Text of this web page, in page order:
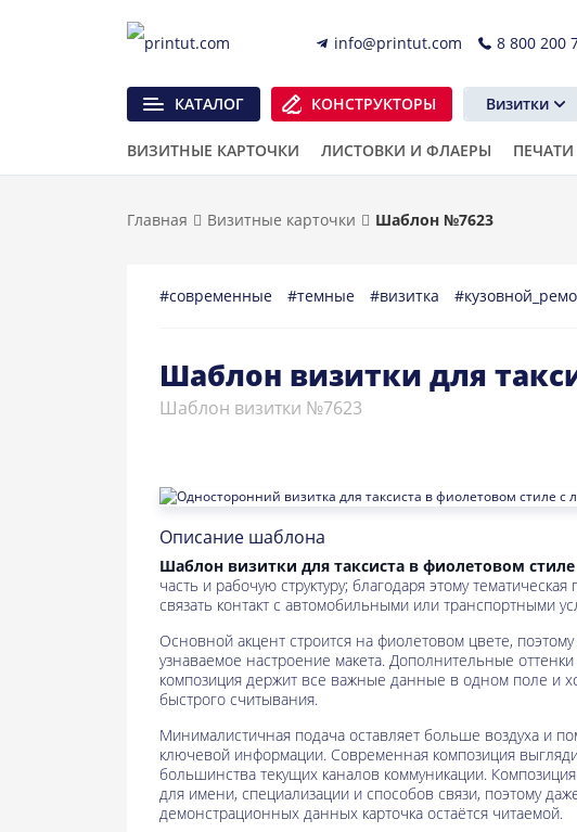
info@printut.com 8 800 200
КАТАЛОГ КОНСТРУКТОРЫ Визитки
ВИЗИТНЫЕ КАРТОЧКИ ЛИСТОВКИ И ФЛАЕРЫ
Главная Визитные карточки Шаблон №7623
#современные #темные #визитка
Шаблон визитки для
Шаблон визитки №7623
Описание шаблона
Шаблон визитки для таксиста в фиолетовом стиле
часть и рабочую структуру; благодаря этому
связать контакт с автомобильными или транспортными
Основной акцент строится на фиолетовом цвете, поэтому
узнаваемое настроение макета. Дополнительные
композиция держит все важные данные в одном поле и
быстрого считывания.
Минималистичная подача оставляет больше воздуха и
ключевой информации. Современная композиция
большинства текущих каналов коммуникации.
для имени, специализации и способов связи, поэтому
демонстрационных данных карточка остаётся читаемой.